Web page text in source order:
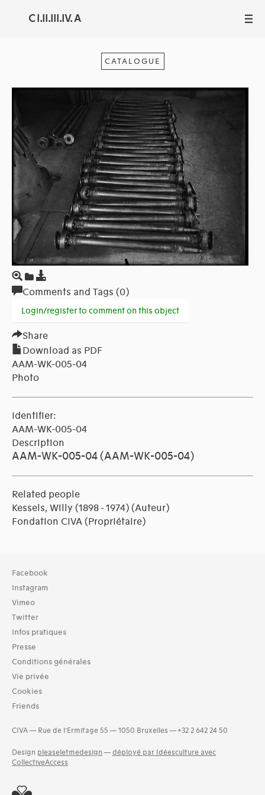
C I.II.III.IV. A III
CATALOGUE
Comments and Tags (0)
Login/register to comment on this object
Share
Download as PDF
AAM-WK-005-04
Photo
Identifier:
AAM-WK-005-04
Description
AAM-WK-005-04 (AAM-WK-005-04)
Related people
Kessels, Willy (1898 - 1974) (Auteur)
Fondation CIVA (Propriétaire)
Facebook
Instagram
Vimeo
Twitter
Infos pratiques
Presse
Conditions générales
Vie privée
Cookies
Friends
CIVA — Rue de l’Ermitage 55 — 1050 Bruxelles — +32 2 642 24 50
Design pleaseletmedesign — déployé par Idéesculture avec
CollectiveAccess